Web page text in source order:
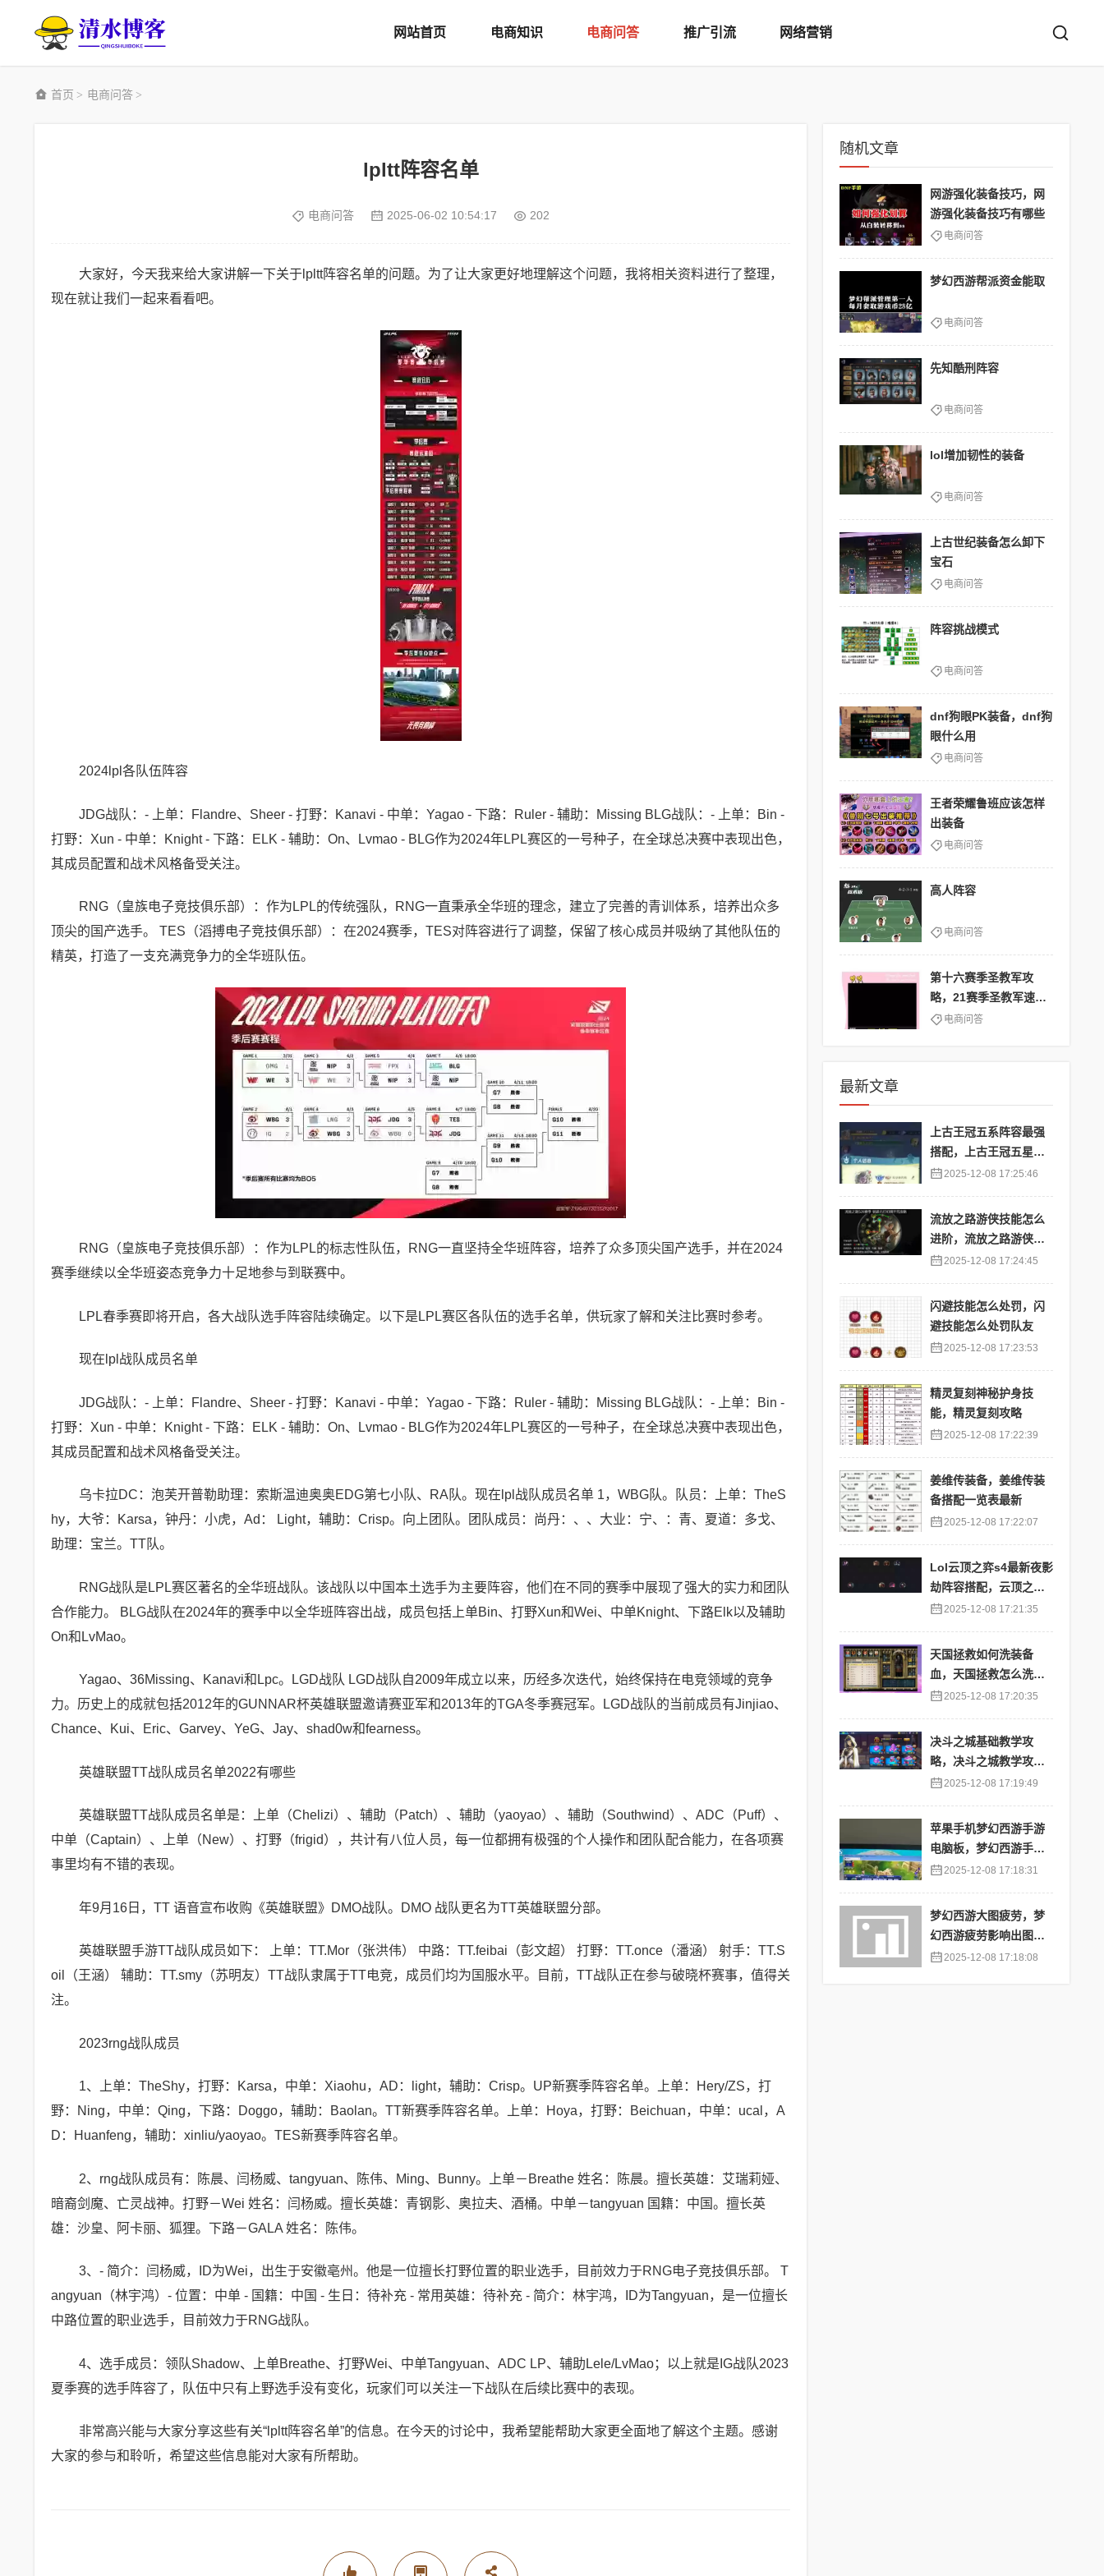
网站首页 电商知识 电商问答 推广引流 网络营销
首页 > 电商问答 >
lpltt阵容名单
电商问答 2025-06-02 10:54:17 202
大家好，今天我来给大家讲解一下关于lpltt阵容名单的问题。为了让大家更好地理解这个问题，我将相关资料进行了整理，
现在就让我们一起来看看吧。
2024lpl各队伍阵容
JDG战队：- 上单：Flandre、Sheer - 打野：Kanavi - 中单：Yagao - 下路：Ruler - 辅助：Missing BLG战队：- 上单：Bin -
打野：Xun - 中单：Knight - 下路：ELK - 辅助：On、Lvmao - BLG作为2024年LPL赛区的一号种子，在全球总决赛中表现出色，
其成员配置和战术风格备受关注。
RNG（皇族电子竞技俱乐部）：作为LPL的传统强队，RNG一直秉承全华班的理念，建立了完善的青训体系，培养出众多
顶尖的国产选手。 TES（滔搏电子竞技俱乐部）：在2024赛季，TES对阵容进行了调整，保留了核心成员并吸纳了其他队伍的
精英，打造了一支充满竞争力的全华班队伍。
RNG（皇族电子竞技俱乐部）：作为LPL的标志性队伍，RNG一直坚持全华班阵容，培养了众多顶尖国产选手，并在2024
赛季继续以全华班姿态竞争力十足地参与到联赛中。
LPL春季赛即将开启，各大战队选手阵容陆续确定。以下是LPL赛区各队伍的选手名单，供玩家了解和关注比赛时参考。
现在lpl战队成员名单
JDG战队：- 上单：Flandre、Sheer - 打野：Kanavi - 中单：Yagao - 下路：Ruler - 辅助：Missing BLG战队：- 上单：Bin -
打野：Xun - 中单：Knight - 下路：ELK - 辅助：On、Lvmao - BLG作为2024年LPL赛区的一号种子，在全球总决赛中表现出色，
其成员配置和战术风格备受关注。
乌卡拉DC：泡芙开普勒助理：索斯温迪奥奥EDG第七小队、RA队。现在lpl战队成员名单 1，WBG队。队员：上单：TheS
hy，大爷：Karsa，钟丹：小虎，Ad： Light，辅助：Crisp。向上团队。团队成员：尚丹：、、大业：宁、：青、夏道：多戈、
助理：宝兰。TT队。
RNG战队是LPL赛区著名的全华班战队。该战队以中国本土选手为主要阵容，他们在不同的赛季中展现了强大的实力和团队
合作能力。 BLG战队在2024年的赛季中以全华班阵容出战，成员包括上单Bin、打野Xun和Wei、中单Knight、下路Elk以及辅助
On和LvMao。
Yagao、36Missing、Kanavi和Lpc。LGD战队 LGD战队自2009年成立以来，历经多次迭代，始终保持在电竞领域的竞争
力。历史上的成就包括2012年的GUNNAR杯英雄联盟邀请赛亚军和2013年的TGA冬季赛冠军。LGD战队的当前成员有Jinjiao、
Chance、Kui、Eric、Garvey、YeG、Jay、shad0w和fearness。
英雄联盟TT战队成员名单2022有哪些
英雄联盟TT战队成员名单是：上单（Chelizi）、辅助（Patch）、辅助（yaoyao）、辅助（Southwind）、ADC（Puff）、
中单（Captain）、上单（New）、打野（frigid），共计有八位人员，每一位都拥有极强的个人操作和团队配合能力，在各项赛
事里均有不错的表现。
年9月16日，TT 语音宣布收购《英雄联盟》DMO战队。DMO 战队更名为TT英雄联盟分部。
英雄联盟手游TT战队成员如下： 上单：TT.Mor（张洪伟） 中路：TT.feibai（彭文超） 打野：TT.once（潘涵） 射手：TT.S
oil（王涵） 辅助：TT.smy（苏明友）TT战队隶属于TT电竞，成员们均为国服水平。目前，TT战队正在参与破晓杯赛事，值得关
注。
2023rng战队成员
1、上单：TheShy，打野：Karsa，中单：Xiaohu，AD：light，辅助：Crisp。UP新赛季阵容名单。上单：Hery/ZS，打
野：Ning，中单：Qing，下路：Doggo，辅助：Baolan。TT新赛季阵容名单。上单：Hoya，打野：Beichuan，中单：ucal，A
D：Huanfeng，辅助：xinliu/yaoyao。TES新赛季阵容名单。
2、rng战队成员有：陈晨、闫杨威、tangyuan、陈伟、Ming、Bunny。上单－Breathe 姓名：陈晨。擅长英雄：艾瑞莉娅、
暗裔剑魔、亡灵战神。打野－Wei 姓名：闫杨威。擅长英雄：青钢影、奥拉夫、酒桶。中单－tangyuan 国籍：中国。擅长英
雄：沙皇、阿卡丽、狐狸。下路－GALA 姓名：陈伟。
3、- 简介：闫杨威，ID为Wei，出生于安徽亳州。他是一位擅长打野位置的职业选手，目前效力于RNG电子竞技俱乐部。 T
angyuan（林宇鸿）- 位置：中单 - 国籍：中国 - 生日：待补充 - 常用英雄：待补充 - 简介：林宇鸿，ID为Tangyuan，是一位擅长
中路位置的职业选手，目前效力于RNG战队。
4、选手成员：领队Shadow、上单Breathe、打野Wei、中单Tangyuan、ADC LP、辅助Lele/LvMao；以上就是IG战队2023
夏季赛的选手阵容了，队伍中只有上野选手没有变化，玩家们可以关注一下战队在后续比赛中的表现。
非常高兴能与大家分享这些有关“lpltt阵容名单”的信息。在今天的讨论中，我希望能帮助大家更全面地了解这个主题。感谢
大家的参与和聆听，希望这些信息能对大家有所帮助。
随机文章
网游强化装备技巧，网
游强化装备技巧有哪些
电商问答
梦幻西游帮派资金能取
电商问答
先知酷刑阵容
电商问答
lol增加韧性的装备
电商问答
上古世纪装备怎么卸下
宝石
电商问答
阵容挑战模式
电商问答
dnf狗眼PK装备，dnf狗
眼什么用
电商问答
王者荣耀鲁班应该怎样
出装备
电商问答
高人阵容
电商问答
第十六赛季圣教军攻
略，21赛季圣教军速刷
bd 电商问答
最新文章
上古王冠五系阵容最强
搭配，上古王冠五星排
行 2025-12-08 17:25:46
流放之路游侠技能怎么
进阶，流放之路游侠技
能怎么进阶的
2025-12-08 17:24:45
闪避技能怎么处罚，闪
避技能怎么处罚队友
2025-12-08 17:23:53
精灵复刻神秘护身技
能，精灵复刻攻略
2025-12-08 17:22:39
姜维传装备，姜维传装
备搭配一览表最新
2025-12-08 17:22:07
Lol云顶之弈s4最新夜影
劫阵容搭配，云顶之奕
夜影劫阵容
2025-12-08 17:21:35
天国拯救如何洗装备
血，天国拯救怎么洗衣
服 2025-12-08 17:20:35
决斗之城基础教学攻
略，决斗之城教学攻略2
1112025-12-08 17:19:49
苹果手机梦幻西游手游
电脑板，梦幻西游手游
苹果端怎么在电脑上登
2025-12-08 17:18:31
梦幻西游大图疲劳，梦
幻西游疲劳影响出图率
吗 2025-12-08 17:18:08